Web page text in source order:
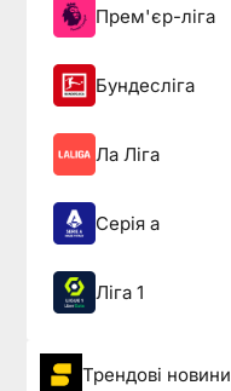
Прем'єр-ліга
Бундесліга
Ла Ліга
Серія а
Ліга 1
Трендові новини